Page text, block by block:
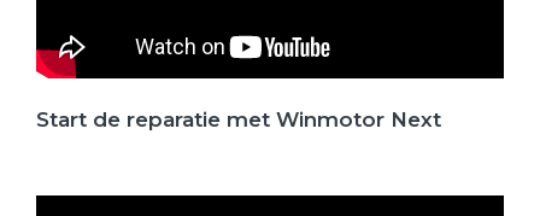
Start de reparatie met Winmotor Next